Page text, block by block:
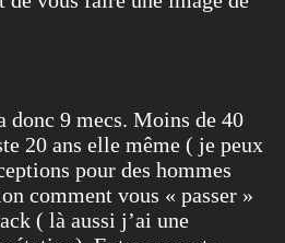
donc 9 mecs. Moins de 40
20 ans elle même ( je peux
pour des hommes
comment vous « passer »
( là aussi j’ai une